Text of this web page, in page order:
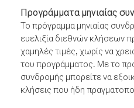
Προγράμματα μηνιαίας
Το πρόγραμμα μηνιαίας
ευελιξία διεθνών κλήσεων
χαμηλές τιμές, χωρίς να
του προγράμματος. Με το
συνδρομής μπορείτε να
κλήσεις που ήδη